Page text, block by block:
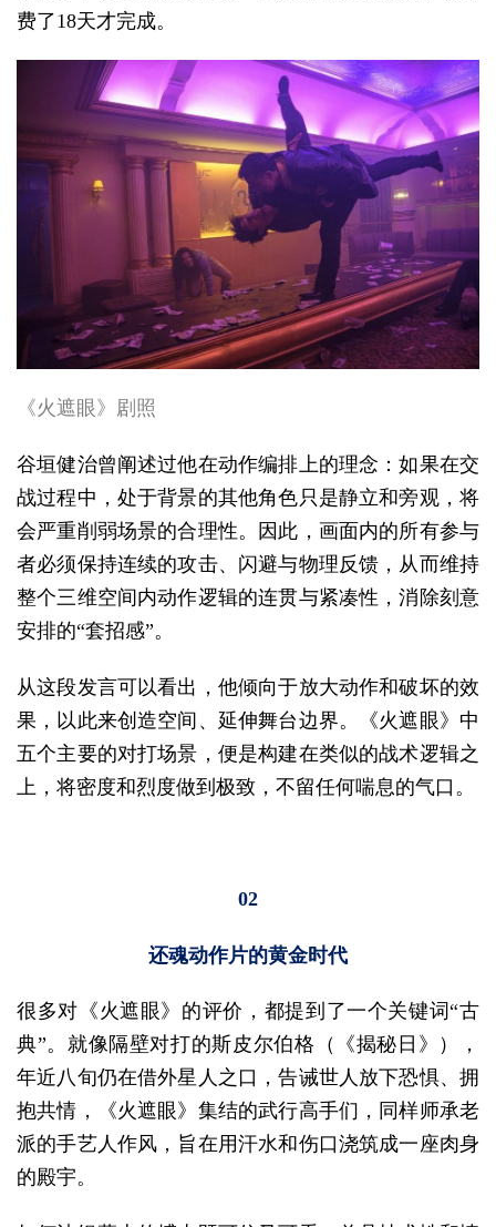
费了18天才完成。
《火遮眼》剧照
谷垣健治曾阐述过他在动作编排上的理念：如果在交
战过程中，处于背景的其他角色只是静立和旁观，将
会严重削弱场景的合理性。因此，画面内的所有参与
者必须保持连续的攻击、闪避与物理反馈，从而维持
整个三维空间内动作逻辑的连贯与紧凑性，消除刻意
安排的“套招感”。
从这段发言可以看出，他倾向于放大动作和破坏的效
果，以此来创造空间、延伸舞台边界。《火遮眼》中
五个主要的对打场景，便是构建在类似的战术逻辑之
上，将密度和烈度做到极致，不留任何喘息的气口。
02
还魂动作片的黄金时代
很多对《火遮眼》的评价，都提到了一个关键词“古
典”。就像隔壁对打的斯皮尔伯格（《揭秘日》），
年近八旬仍在借外星人之口，告诫世人放下恐惧、拥
抱共情，《火遮眼》集结的武行高手们，同样师承老
派的手艺人作风，旨在用汗水和伤口浇筑成一座肉身
的殿宇。